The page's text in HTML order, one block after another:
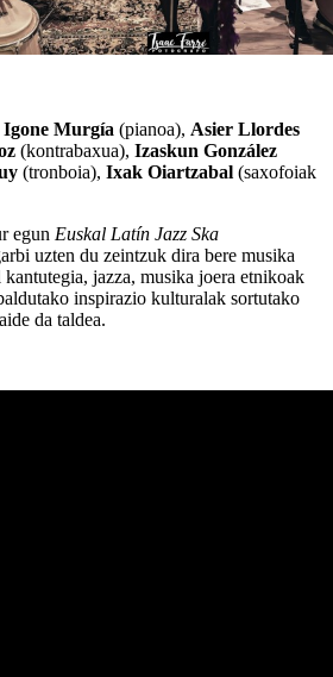
Igone Murgía (pianoa), Asier Llordes
(kontrabaxua), Izaskun González
(tronboia), Ixak Oiartzabal (saxofoiak
egun Euskal Latín Jazz Ska
uzten du zeintzuk dira bere musika
jazza, musika joera etnikoak
inspirazio kulturalak sortutako
da taldea.